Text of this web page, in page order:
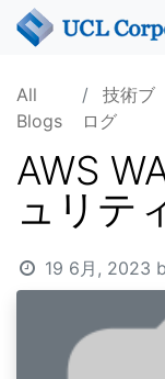
All
Blogs
技術ブ
ログ
AWS
ュリテ
19 6月, 2023